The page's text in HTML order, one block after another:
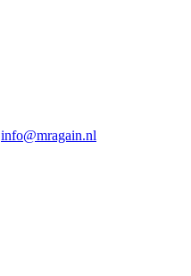
info@mragain.nl